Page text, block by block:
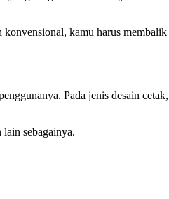
kamu harus
Pada jenis desain
lain sebagainya.